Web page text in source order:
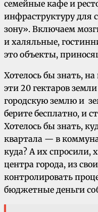
семейные кафе и
инфраструктуру для
зону». Включаем
и халяльные,
это объекты,
Хотелось бы знать,
эти 20 гектаров
городскую землю и
берите бесплатно, и
Хотелось бы знать,
квартала — в
куда? А их спросили,
центра города, из
контролировать
бюджетные деньги